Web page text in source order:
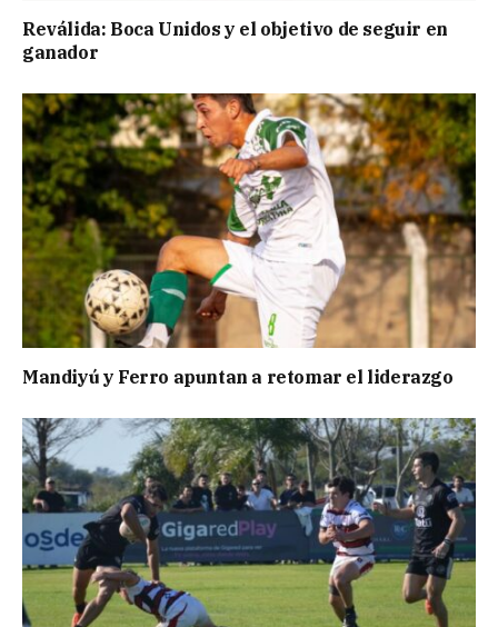
Reválida: Boca Unidos y el objetivo de seguir en
ganador
Mandiyú y Ferro apuntan a retomar el liderazgo